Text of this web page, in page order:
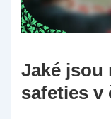
Jaké jsou
safeties v